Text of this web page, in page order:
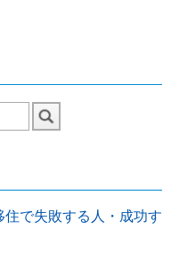
で失敗する人・成功す